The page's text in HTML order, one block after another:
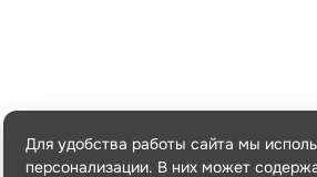
Для удобства работы сайта мы
персонализации. В них может